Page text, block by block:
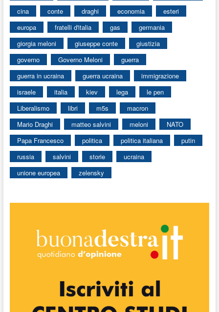
cina
conte draghi economia
esteri
europa
fratelli d'italia gas
germania
giorgia meloni
giuseppe conte
giustizia
governo
Governo Meloni
guerra
guerra in ucraina
guerra ucraina
immigrazione
israele
italia kiev lega
le pen
Liberalismo
libri m5s
macron
Mario Draghi
matteo salvini meloni
NATO
Papa Francesco
politica politica italiana
putin
russia
salvini storie
ucraina
unione europea
zelensky